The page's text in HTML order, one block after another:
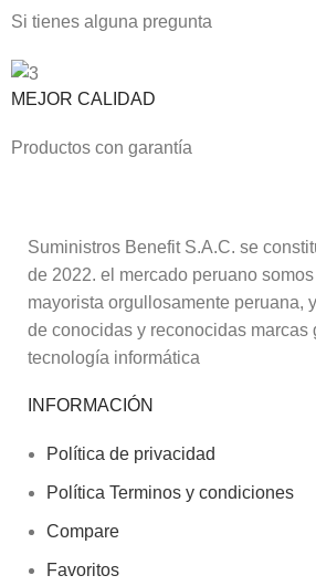
Si tienes alguna pregunta
MEJOR CALIDAD
Productos con garantía
Suministros Benefit S.A.C. se
de 2022. el mercado peruano
mayorista orgullosamente peruana,
de conocidas y reconocidas marcas
tecnología informática
INFORMACIÓN
Política de privacidad
Política Terminos y condiciones
Compare
Favoritos